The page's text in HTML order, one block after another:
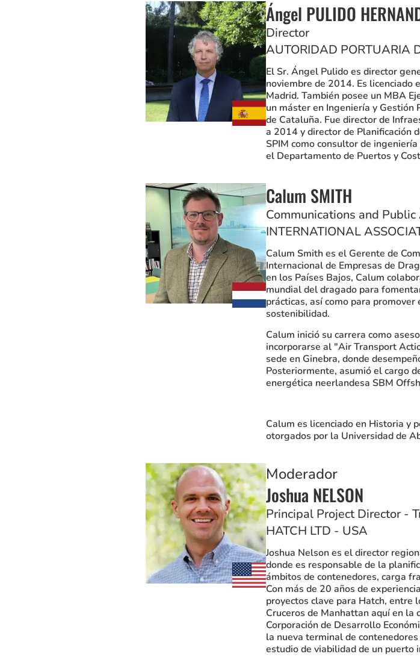
Ángel PULIDO
Director
AUTORIDAD PORTUARIA
El Sr. Ángel Pulido es director
noviembre de 2014. Es licenciado
Madrid. También posee un MBA
un máster en Ingeniería y
de Cataluña. Fue director de
a 2014 y director de Planificación
SPIM como consultor de
el Departamento de Puertos y
Calum SMITH
Communications and
INTERNATIONAL
Calum Smith es el Gerente de
Internacional de Empresas de
en los Países Bajos, Calum
mundial del dragado para
prácticas, así como para
sostenibilidad.
Calum inició su carrera como
incorporarse al "Air Transport
sede en Ginebra, donde
Posteriormente, asumió el cargo
energética neerlandesa SBM
Calum es licenciado en Historia y
otorgados por la Universidad de
Moderador
Joshua NELSON
Principal Project Director -
HATCH LTD - USA
Joshua Nelson es el director
donde es responsable de la
ámbitos de contenedores, carga
Con más de 20 años de
proyectos clave para Hatch, entre
Cruceros de Manhattan aquí en la
Corporación de Desarrollo
la nueva terminal de
estudio de viabilidad de un puerto